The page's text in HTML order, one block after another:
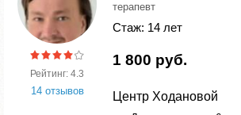
Рейтинг: 4.3
14 отзывов
терапевт
Стаж: 14 лет
1 800 руб.
Центр Ходановой